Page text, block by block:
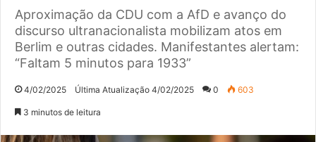
Aproximação da CDU com a AfD e avanço do
discurso ultranacionalista mobilizam atos em
Berlim e outras cidades. Manifestantes alertam:
“Faltam 5 minutos para 1933”
4/02/2025 Última Atualização 4/02/2025 0 603
3 minutos de leitura